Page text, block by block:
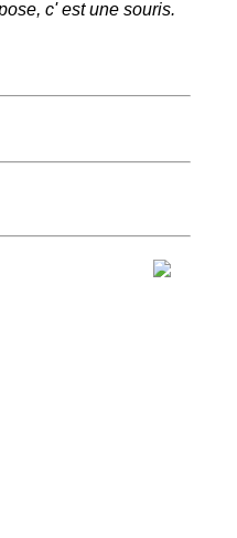
c' est une souris.